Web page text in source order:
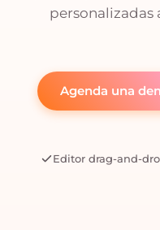
personalizadas
Agenda una
Editor drag-and-